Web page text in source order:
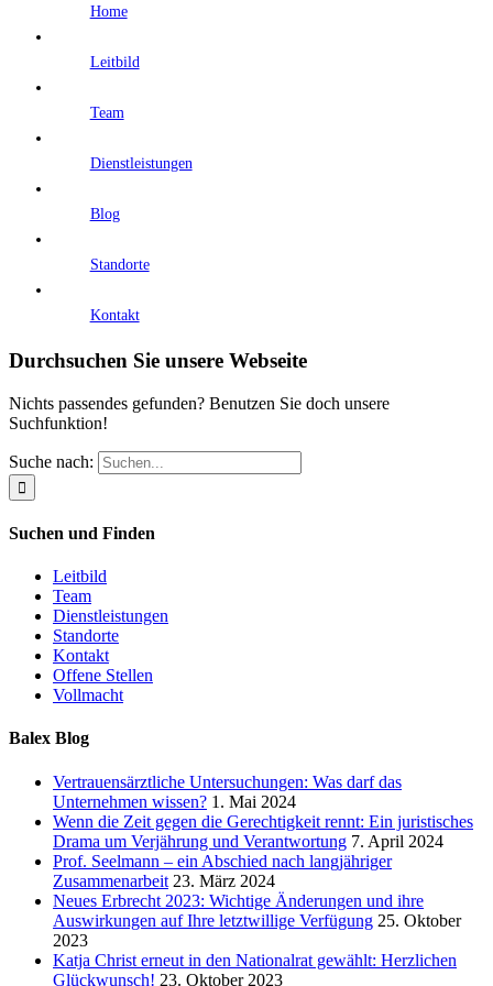
Home
Leitbild
Team
Dienstleistungen
Blog
Standorte
Kontakt
Durchsuchen Sie unsere Webseite
Nichts passendes gefunden? Benutzen Sie doch unsere
Suchfunktion!
Suche nach:
Suchen und Finden
Leitbild
Team
Dienstleistungen
Standorte
Kontakt
Offene Stellen
Vollmacht
Balex Blog
Vertrauensärztliche Untersuchungen: Was darf das
Unternehmen wissen? 1. Mai 2024
Wenn die Zeit gegen die Gerechtigkeit rennt: Ein juristisches
Drama um Verjährung und Verantwortung 7. April 2024
Prof. Seelmann – ein Abschied nach langjähriger
Zusammenarbeit 23. März 2024
Neues Erbrecht 2023: Wichtige Änderungen und ihre
Auswirkungen auf Ihre letztwillige Verfügung 25. Oktober
2023
Katja Christ erneut in den Nationalrat gewählt: Herzlichen
Glückwunsch! 23. Oktober 2023